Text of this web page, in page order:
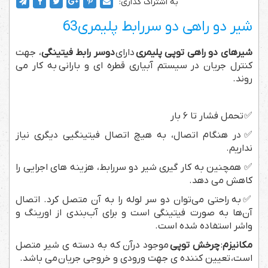
شیر دو راهی دو سررابط پلیمری63
شیرهای دو راهی توپی پلیمریدارایدوسر رابط فیتینگی، جهت
کنترل جریان در سیستم آبیاری قطره ای و بارانی به کار می
روند.
✅تحمل فشار تا ۶ بار
✅ در هنگام اتصال، به هیچ اتصال فیتینگیی دیگری نیاز
نداریم.
✅ همچنین به کار گیری شیر دو سررابط، هزینه های اجرایی را
کاهش می دهد.
✅ به راحتی می‌توان دو سر لوله را به آن متصل کرد. اتصال
آن‌ها به صورت فیتینگی است و برای آب‌بندی از اورینگ و
واشر استفاده شده است.
مکانیزم:چرخش توپیموجود درآن که به دسته ی شیر متصل
است، تعیین کننده ی جهت ورودی و خروجی جریان می باشد.